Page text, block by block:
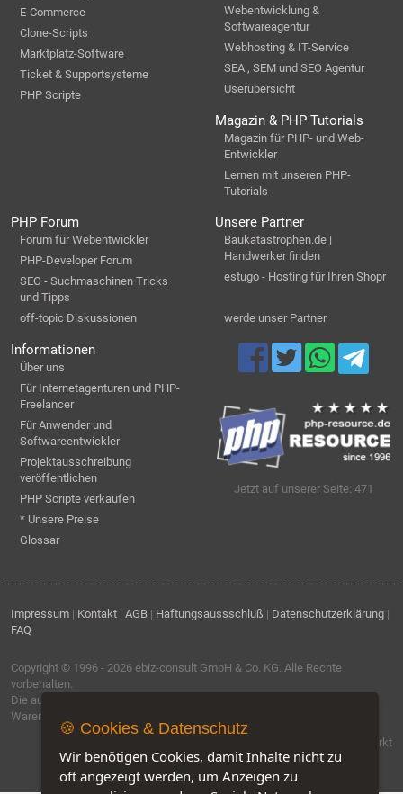
E-Commerce
Clone-Scripts
Marktplatz-Software
Ticket & Supportsysteme
PHP Scripte
Webentwicklung &
Softwareagentur
Webhosting & IT-Service
SEA , SEM und SEO Agentur
Userübersicht
Magazin & PHP Tutorials
Magazin für PHP- und Web-
Entwickler
Lernen mit unseren PHP-
Tutorials
PHP Forum
Forum für Webentwickler
PHP-Developer Forum
SEO - Suchmaschinen Tricks
und Tipps
off-topic Diskussionen
Unsere Partner
Baukatastrophen.de |
Handwerker finden
estugo - Hosting für Ihren Shopr
werde unser Partner
Informationen
Über uns
Für Internetagenturen und PHP-
Freelancer
Für Anwender und
Softwareentwickler
Projektausschreibung
veröffentlichen
PHP Scripte verkaufen
* Unsere Preise
Glossar
Jetzt auf unserer Seite: 471
Impressum | Kontakt | AGB | Haftungsaussschluß | Datenschutzerklärung |
FAQ
Copyright © 1996 - 2026 ebiz-consult GmbH & Co. KG. Alle Rechte
vorbehalten.
Die auf dieser Seite verwendeten Produktbezeichnungen, Namen und
Warenzeichen sind Eigentum der jeweiligen Firmen.
Software by IQ-Markt
🍪 Cookies & Datenschutz
Wir benötigen Cookies, damit Inhalte nicht zu
oft angezeigt werden, um Anzeigen zu